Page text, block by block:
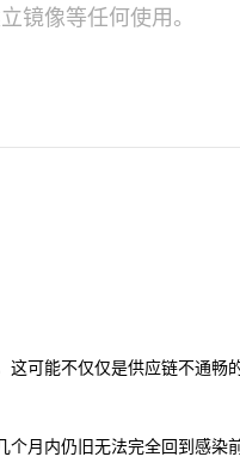
镜像等任何使用。
可能不仅仅是供应链不通畅
月内仍旧无法完全回到感染